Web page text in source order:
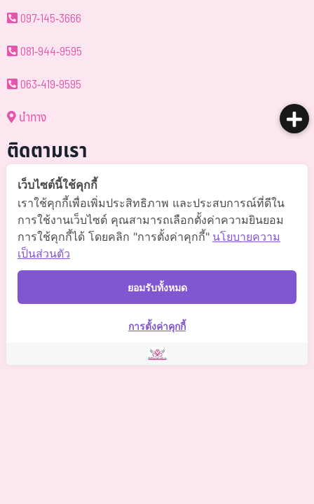
097-145-3666
081-944-9595
063-419-9595
นำทาง
ติดตามเรา
@somchai-clinic (มี@)
Somchaiclinic คลินิกแพทย์สมชาย
Somchaiclinic
2021 Somchai Clinic. All Rights Reserved. Powered by
เว็บไซต์นี้ใช้คุกกี้
เราใช้คุกกี้เพื่อเพิ่มประสิทธิภาพ และประสบการณ์ที่ดีใน
การใช้งานเว็บไซต์ คุณสามารถเลือกตั้งค่าความยินยอม
การใช้คุกกี้ได้ โดยคลิก "การตั้งค่าคุกกี้" นโยบายความ
เป็นส่วนตัว
ยอมรับทั้งหมด
การตั้งค่าคุกกี้